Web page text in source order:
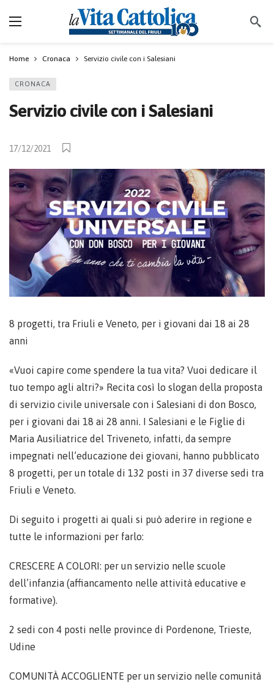
Home Cronaca Servizio civile con i Salesiani
CRONACA
Servizio civile con i Salesiani
17/12/2021
8 progetti, tra Friuli e Veneto, per i giovani dai 18 ai 28
anni
«Vuoi capire come spendere la tua vita? Vuoi dedicare il
tuo tempo agli altri?» Recita così lo slogan della proposta
di servizio civile universale con i Salesiani di don Bosco,
per i giovani dai 18 ai 28 anni. I Salesiani e le Figlie di
Maria Ausiliatrice del Triveneto, infatti, da sempre
impegnati nell’educazione dei giovani, hanno pubblicato
8 progetti, per un totale di 132 posti in 37 diverse sedi tra
Friuli e Veneto.
Di seguito i progetti ai quali si può aderire in regione e
tutte le informazioni per farlo:
CRESCERE A COLORI: per un servizio nelle scuole
dell’infanzia (affiancamento nelle attività educative e
formative).
2 sedi con 4 posti nelle province di Pordenone, Trieste,
Udine
COMUNITÀ ACCOGLIENTE per un servizio nelle comunità